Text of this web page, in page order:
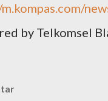
by Telkomsel